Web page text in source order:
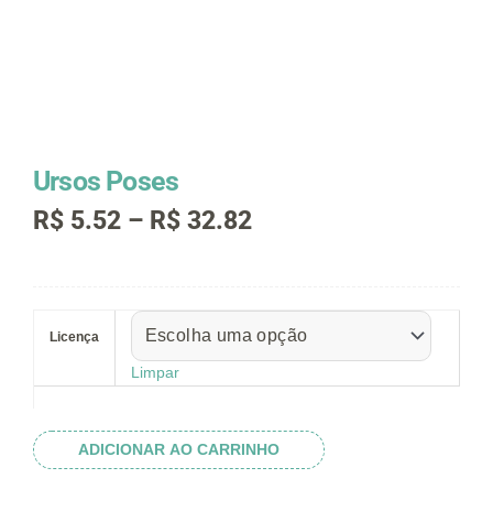
Ursos Poses
R$ 5.52 – R$ 32.82Faixa
através
R$ 32.82
Licença
Limpar
quantidade
ADICIONAR AO CARRINHO